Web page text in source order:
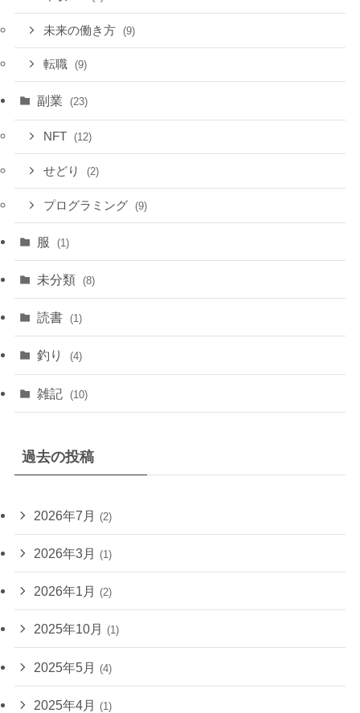
未来の働き方 (9)
転職 (9)
副業 (23)
NFT (12)
せどり (2)
プログラミング (9)
服 (1)
未分類 (8)
読書 (1)
釣り (4)
雑記 (10)
過去の投稿
2026年7月 (2)
2026年3月 (1)
2026年1月 (2)
2025年10月 (1)
2025年5月 (4)
2025年4月 (1)